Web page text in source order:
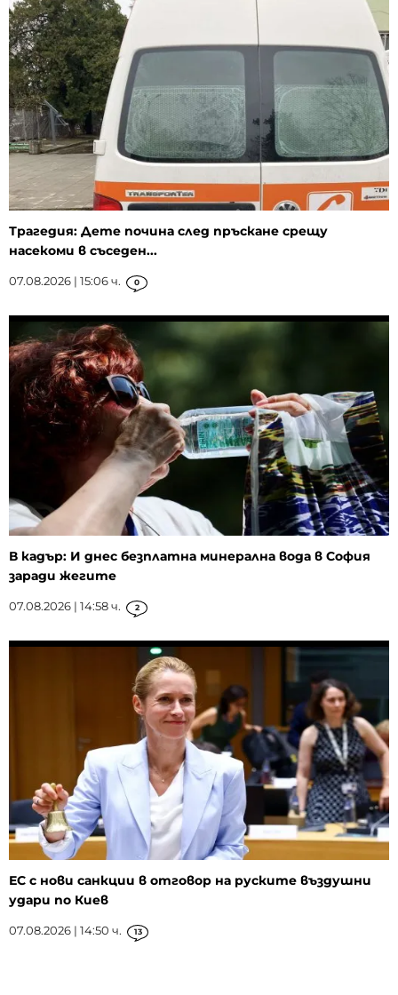
Трагедия: Дете почина след пръскане срещу
насекоми в съседен...
07.08.2026 | 15:06 ч. 0
В кадър: И днес безплатна минерална вода в София
заради жегите
07.08.2026 | 14:58 ч. 2
ЕС с нови санкции в отговор на руските въздушни
удари по Киев
07.08.2026 | 14:50 ч. 13